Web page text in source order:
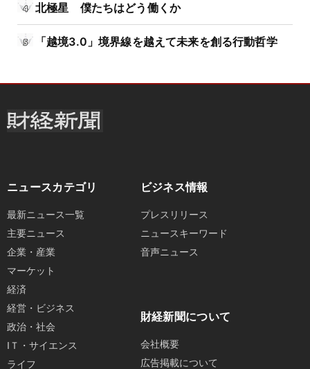
北極星 僕たちはどう働くか
「越境3.0」境界線を越えて未来を創る行動哲学
ニュースカテゴリ
最新ニュース一覧
主要ニュース
企業・産業
マーケット
経済
経営・ビジネス
政治・社会
IＴ・サイエンス
ライフ
ビジネス情報
プレスリリース
ニュースキーワード
音声ニュース
財経新聞について
会社概要
広告掲載について